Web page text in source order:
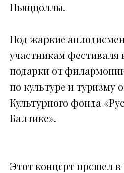
Пьяццоллы.
Под жаркие
участникам фестиваля
подарки от
по культуре и туризму
Культурного фонда
Балтике».
Этот концерт прошел в